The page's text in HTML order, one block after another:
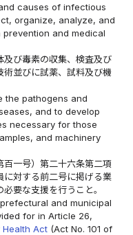
causes of infectious
organize, analyze, and
and medical
び毒素の収集、検査及び
並びに試薬、試料及び機
the pathogens and
and to develop
necessary for those
and machinery
百一号）第二十六条第二項
に対する前二号に掲げる業
要な支援を行うこと。
and municipal
for in Article 26,
Health Act(Act No. 101 of